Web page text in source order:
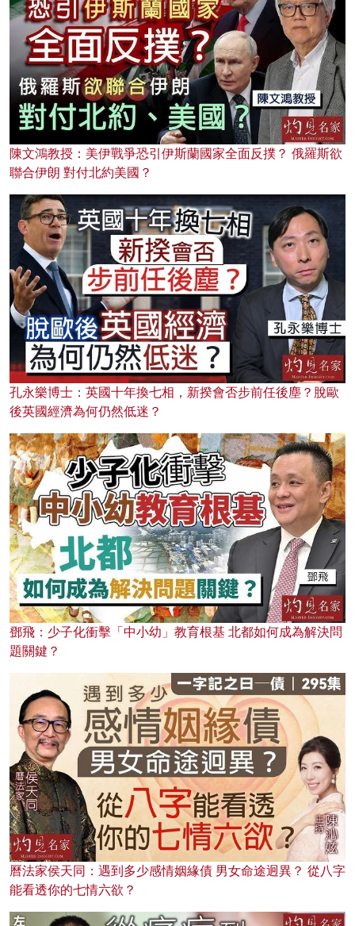
陳文鴻教授：美伊戰爭恐引伊斯蘭國家全面反撲？ 俄羅斯欲
聯合伊朗 對付北約美國？
孔永樂博士：英國十年換七相，新揆會否步前任後塵？脫歐
後英國經濟為何仍然低迷？
鄧飛：少子化衝擊「中小幼」教育根基 北都如何成為解決問
題關鍵？
曆法家侯天同：遇到多少感情姻緣債 男女命途迥異？ 從八字
能看透你的七情六欲？